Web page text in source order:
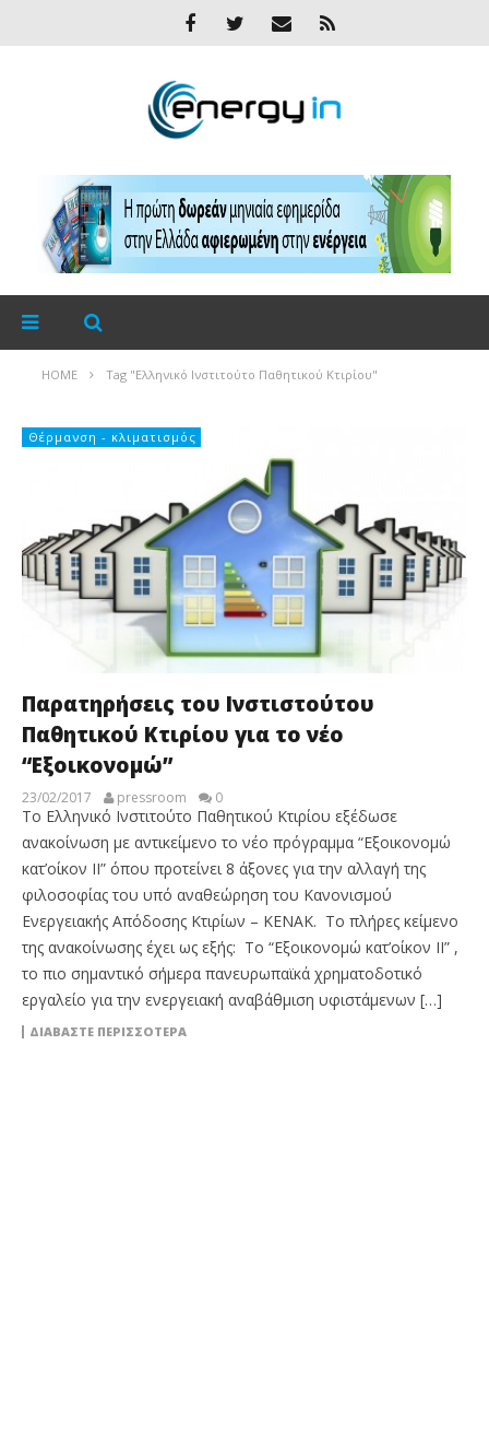
HOME Tag "Ελληνικό Ινστιτούτο Παθητικού Κτιρίου"
Θέρμανση - κλιματισμός
Παρατηρήσεις του Ινστιστούτου
Παθητικού Κτιρίου για το νέο
“Εξοικονομώ”
23/02/2017 pressroom 0
Το Ελληνικό Ινστιτούτο Παθητικού Κτιρίου εξέδωσε
ανακοίνωση με αντικείμενο το νέο πρόγραμμα “Εξοικονομώ
κατ’οίκον ΙΙ” όπου προτείνει 8 άξονες για την αλλαγή της
φιλοσοφίας του υπό αναθεώρηση του Κανονισμού
Ενεργειακής Απόδοσης Κτιρίων – ΚΕΝΑΚ. Το πλήρες κείμενο
της ανακοίνωσης έχει ως εξής: To “Εξοικονομώ κατ’οίκον ΙΙ” ,
το πιο σημαντικό σήμερα πανευρωπαϊκά χρηματοδοτικό
εργαλείο για την ενεργειακή αναβάθμιση υφιστάμενων […]
ΔΙΑΒΆΣΤΕ ΠΕΡΙΣΣΌΤΕΡΑ